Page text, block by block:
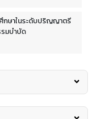
กษาในระดับปริญญาตรี
มบำบัด